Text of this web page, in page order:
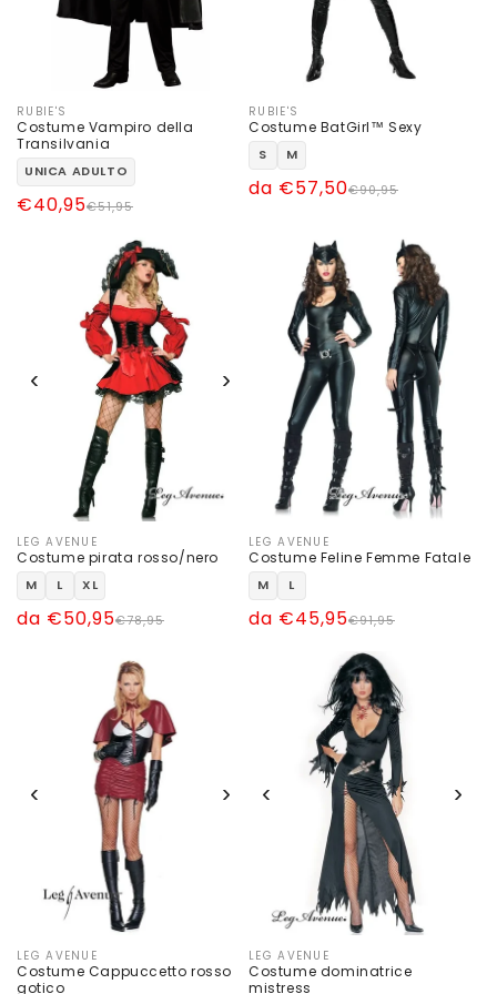
Produttore:
RUBIE'S
Costume Vampiro della
Transilvania
UNICA ADULTO
Prezzo €51,95
Prezzo
€40,95
Produttore:
RUBIE'S
Costume BatGirl™ Sexy
S M
Prezzo
€90,95
Prezzo
da €57,50
‹ ›
Produttore:
LEG AVENUE
Costume pirata rosso/nero
M L XL
Prezzo
€78,95
Prezzo
da €50,95
Produttore:
LEG AVENUE
Costume Feline Femme Fatale
M L
Prezzo
€91,95
Prezzo
da €45,95
‹ ›
Produttore:
LEG AVENUE
Costume Cappuccetto rosso
gotico
‹ ›
Produttore:
LEG AVENUE
Costume dominatrice
mistress